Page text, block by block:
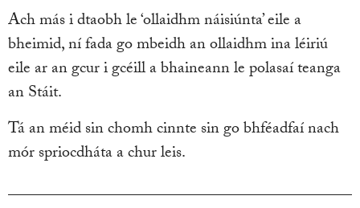
Ach más i dtaobh le ‘ollaidhm náisiúnta’ eile a
bheimid, ní fada go mbeidh an ollaidhm ina léiriú
eile ar an gcur i gcéill a bhaineann le polasaí teanga
an Stáit.
Tá an méid sin chomh cinnte sin go bhféadfaí nach
mór spriocdháta a chur leis.